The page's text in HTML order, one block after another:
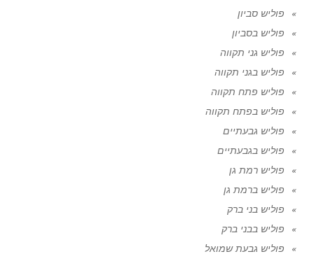
פוליש סביון
פוליש בסביון
פוליש גני תקווה
פוליש בגני תקווה
פוליש פתח תקווה
פוליש בפתח תקווה
פוליש גבעתיים
פוליש בגבעתיים
פוליש רמת גן
פוליש ברמת גן
פוליש בני ברק
פוליש בבני ברק
פוליש גבעת שמואל